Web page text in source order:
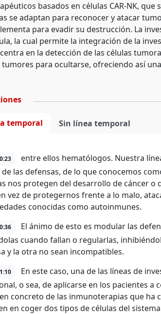
basados en células CAR-NK,
se adaptan para reconocer y atacar
para evadir su destrucción. La
la cual permite la integración de la
en la detección de las células
para ocultarse, ofreciendo así
temporal Sin línea temporal
entre ellos hematólogos. Nuestra
las defensas, de lo que conocemos
nos protegen del desarrollo de cáncer o
vez de protegernos frente a lo malo,
conocidas como autoinmunes.
El ánimo de esto es modular las
cuando fallan o regularlas,
y la otra no sean incompatibles.
En este caso, una de las líneas de
o sea, de aplicarse en los pacientes
concreto de las inmunoterapias que ha
en coger dos tipos de células del